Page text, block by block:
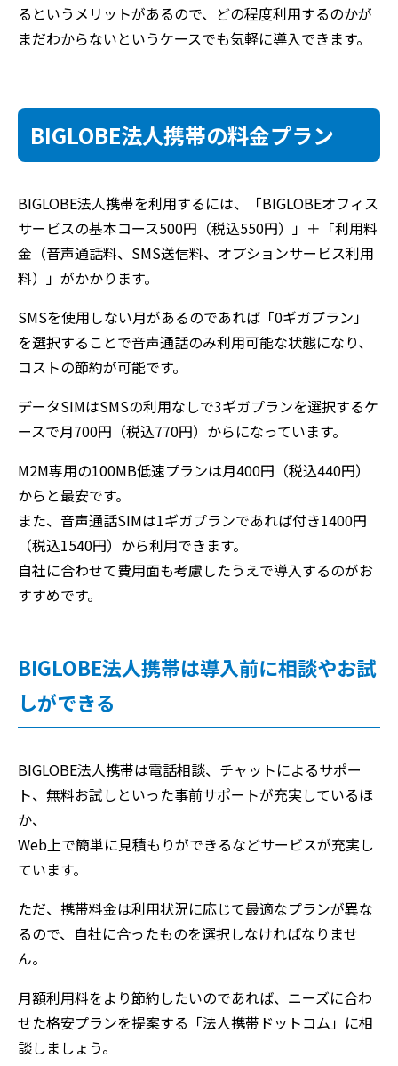
るというメリットがあるので、どの程度利用するのかが
まだわからないというケースでも気軽に導入できます。
BIGLOBE法人携帯の料金プラン
BIGLOBE法人携帯を利用するには、「BIGLOBEオフィス
サービスの基本コース500円（税込550円）」＋「利用料
金（音声通話料、SMS送信料、オプションサービス利用
料）」がかかります。
SMSを使用しない月があるのであれば「0ギガプラン」
を選択することで音声通話のみ利用可能な状態になり、
コストの節約が可能です。
データSIMはSMSの利用なしで3ギガプランを選択するケ
ースで月700円（税込770円）からになっています。
M2M専用の100MB低速プランは月400円（税込440円）
からと最安です。
また、音声通話SIMは1ギガプランであれば付き1400円
（税込1540円）から利用できます。
自社に合わせて費用面も考慮したうえで導入するのがお
すすめです。
BIGLOBE法人携帯は導入前に相談やお試
しができる
BIGLOBE法人携帯は電話相談、チャットによるサポー
ト、無料お試しといった事前サポートが充実しているほ
か、
Web上で簡単に見積もりができるなどサービスが充実し
ています。
ただ、携帯料金は利用状況に応じて最適なプランが異な
るので、自社に合ったものを選択しなければなりませ
ん。
月額利用料をより節約したいのであれば、ニーズに合わ
せた格安プランを提案する「法人携帯ドットコム」に相
談しましょう。